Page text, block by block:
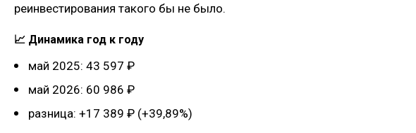
реинвестирования такого бы не было.
📈 Динамика год к году
май 2025: 43 597 ₽
май 2026: 60 986 ₽
разница: +17 389 ₽ (+39,89%)